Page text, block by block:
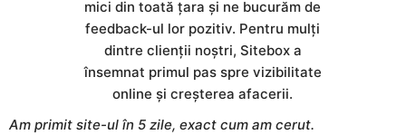
mici din toată țara și ne bucurăm de
feedback-ul lor pozitiv. Pentru mulți
dintre clienții noștri, Sitebox a
însemnat primul pas spre vizibilitate
online și creșterea afacerii.
Am primit site-ul în 5 zile, exact cum am cerut.